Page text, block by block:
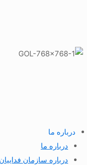
درباره ما
درباره ما
درباره سازمان